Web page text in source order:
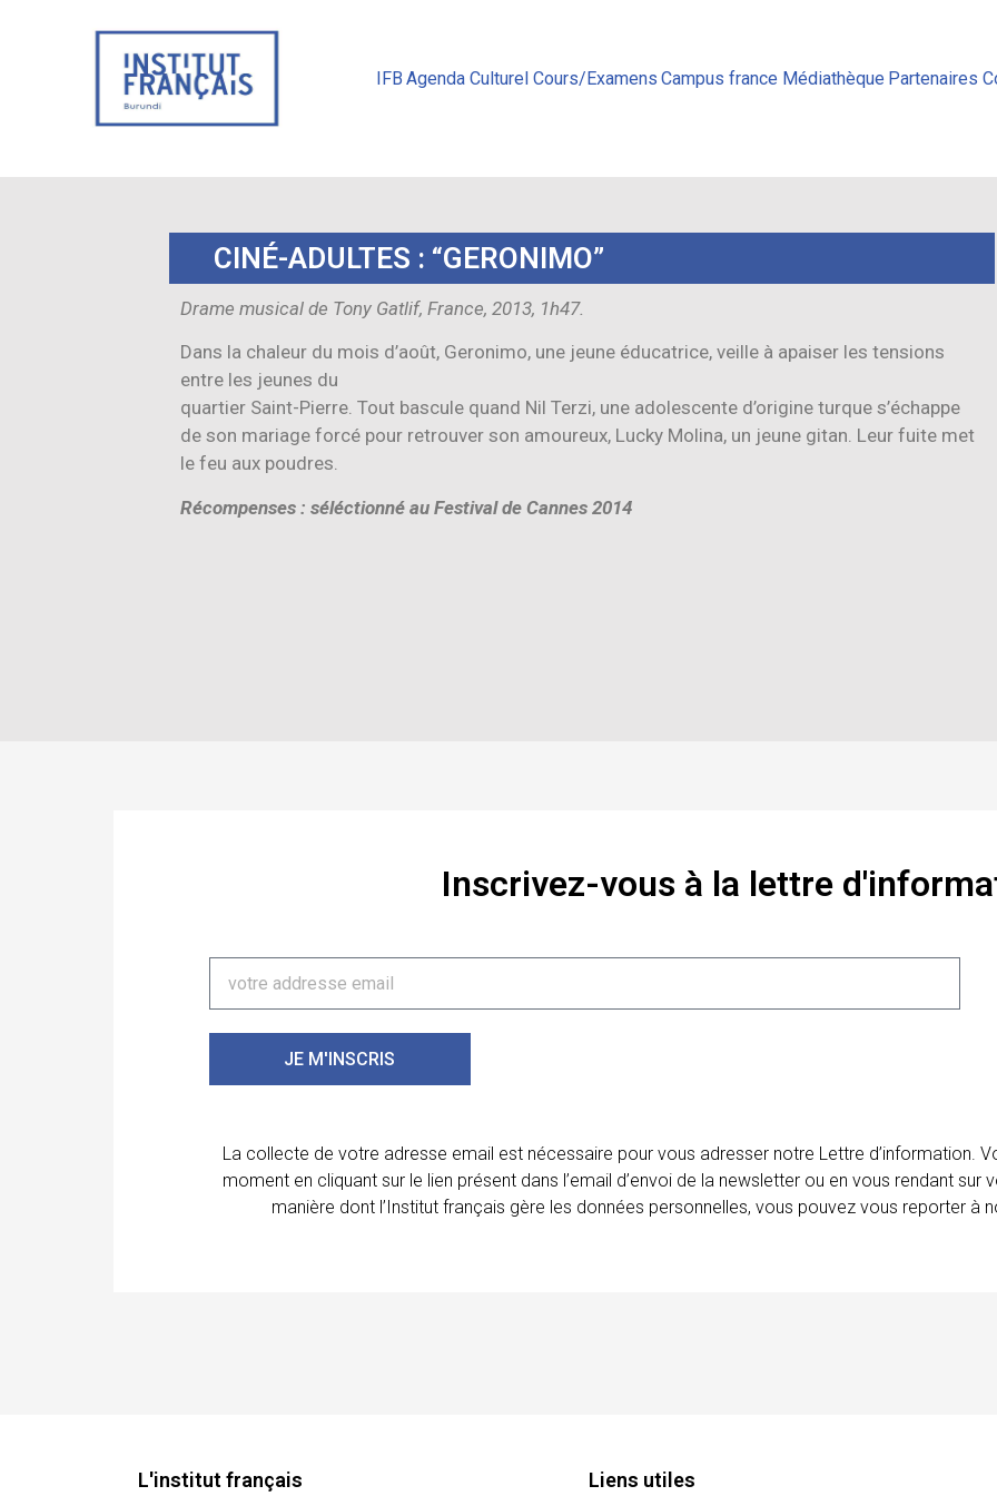
IFB Agenda Culturel Cours/Examens Campus france Médiathèque Partenaires
CINÉ-ADULTES : “GERONIMO”
Drame musical de Tony Gatlif, France, 2013, 1h47.
Dans la chaleur du mois d’août, Geronimo, une jeune éducatrice, veille à apaiser les tensions
entre les jeunes du
quartier Saint-Pierre. Tout bascule quand Nil Terzi, une adolescente d’origine turque s’échappe
de son mariage forcé pour retrouver son amoureux, Lucky Molina, un jeune gitan. Leur fuite met
le feu aux poudres.
Récompenses : séléctionné au Festival de Cannes 2014
Inscrivez-vous à la lettre
JE M'INSCRIS
La collecte de votre adresse email est nécessaire pour vous adresser notre Lettre d’information.
moment en cliquant sur le lien présent dans l’email d’envoi de la newsletter ou en vous rendant
manière dont l’Institut français gère les données personnelles, vous pouvez vous reporter à
L'institut français Liens utiles